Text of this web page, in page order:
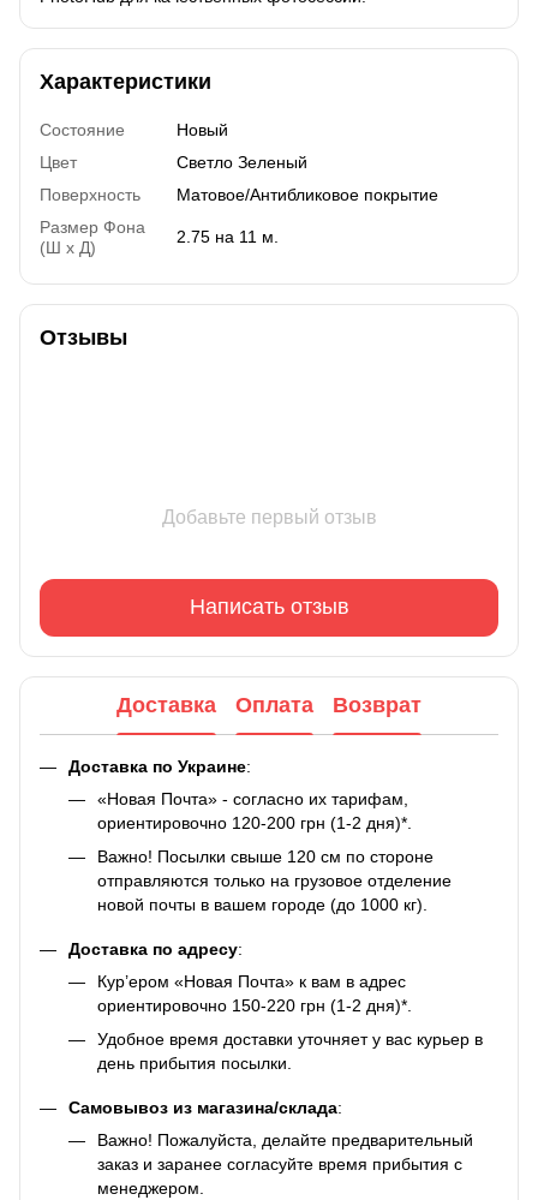
Характеристики
Состояние
Новый
Цвет
Светло Зеленый
Поверхность
Матовое/Антибликовое покрытие
Размер Фона
(Ш х Д)
2.75 на 11 м.
Отзывы
Добавьте первый отзыв
Написать отзыв
Доставка Оплата Возврат
Доставка по Украине:
«Новая Почта» - согласно их тарифам,
ориентировочно 120-200 грн (1-2 дня)*.
Важно! Посылки свыше 120 см по стороне
отправляются только на грузовое отделение
новой почты в вашем городе (до 1000 кг).
Доставка по адресу:
Кур’ером «Новая Почта» к вам в адрес
ориентировочно 150-220 грн (1-2 дня)*.
Удобное время доставки уточняет у вас курьер в
день прибытия посылки.
Самовывоз из магазина/склада:
Важно! Пожалуйста, делайте предварительный
заказ и заранее согласуйте время прибытия с
менеджером.